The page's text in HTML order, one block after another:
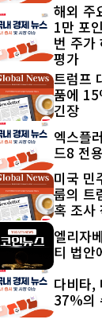
해외 주
1만 포
번 주가
평가
트럼프
품에
긴장
엑스플
드8 전
미국 민
룹의 트
혹 조사
엘리자
티 법안
다비타,
37%의